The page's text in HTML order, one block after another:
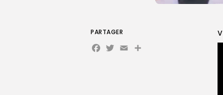
PARTAGER
Facebook
Twitter
Email